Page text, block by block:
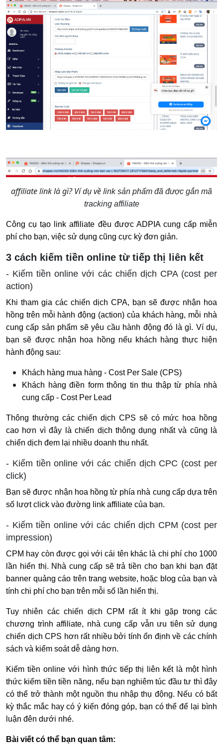
affiliate link là gì? Ví dụ về link sản phẩm đã được gắn mã
tracking affiliate
Công cụ tạo link affiliate đều được ADPIA cung cấp miễn
phí cho bạn, việc sử dụng cũng cực kỳ đơn giản.
3 cách kiếm tiền online từ tiếp thị liên kết
- Kiếm tiền online với các chiến dịch CPA (cost per
action)
Khi tham gia các chiến dịch CPA, bạn sẽ được nhận hoa
hồng trên mỗi hành động (action) của khách hàng, mỗi nhà
cung cấp sản phẩm sẽ yêu cầu hành động đó là gì. Ví dụ,
bạn sẽ được nhận hoa hồng nếu khách hàng thực hiện
hành động sau:
Khách hàng mua hàng - Cost Per Sale (CPS)
Khách hàng điền form thông tin thu thập từ phía nhà
cung cấp - Cost Per Lead
Thông thường các chiến dịch CPS sẽ có mức hoa hồng
cao hơn vì đây là chiến dịch thông dụng nhất và cũng là
chiến dịch đem lại nhiều doanh thu nhất.
- Kiếm tiền online với các chiến dịch CPC (cost per
click)
Bạn sẽ được nhận hoa hồng từ phía nhà cung cấp dựa trên
số lượt click vào đường link affiliate của bạn.
- Kiếm tiền online với các chiến dịch CPM (cost per
impression)
CPM hay còn được gọi với cái tên khác là chi phí cho 1000
lần hiển thị. Nhà cung cấp sẽ trả tiền cho bạn khi bạn đặt
banner quảng cáo trên trang website, hoặc blog của bạn và
tính chi phí cho bạn trên mỗi số lần hiển thị.
Tuy nhiên các chiến dịch CPM rất ít khi gặp trong các
chương trình affiliate, nhà cung cấp vẫn ưu tiên sử dụng
chiến dịch CPS hơn rất nhiều bởi tính ổn định về các chính
sách và kiểm soát dễ dàng hơn.
Kiếm tiền online với hình thức tiếp thị liên kết là một hình
thức kiếm tiền tiền năng, nếu bạn nghiêm túc đầu tư thì đây
có thể trở thành một nguồn thu nhập thụ động. Nếu có bất
kỳ thắc mắc hay có ý kiến đóng góp, bạn có thể để lại bình
luận đên dưới nhé.
Bài viết có thể bạn quan tâm: